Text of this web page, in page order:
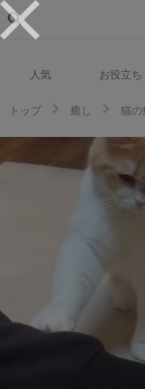
人気 お役立ち
トップ 癒し 猫の